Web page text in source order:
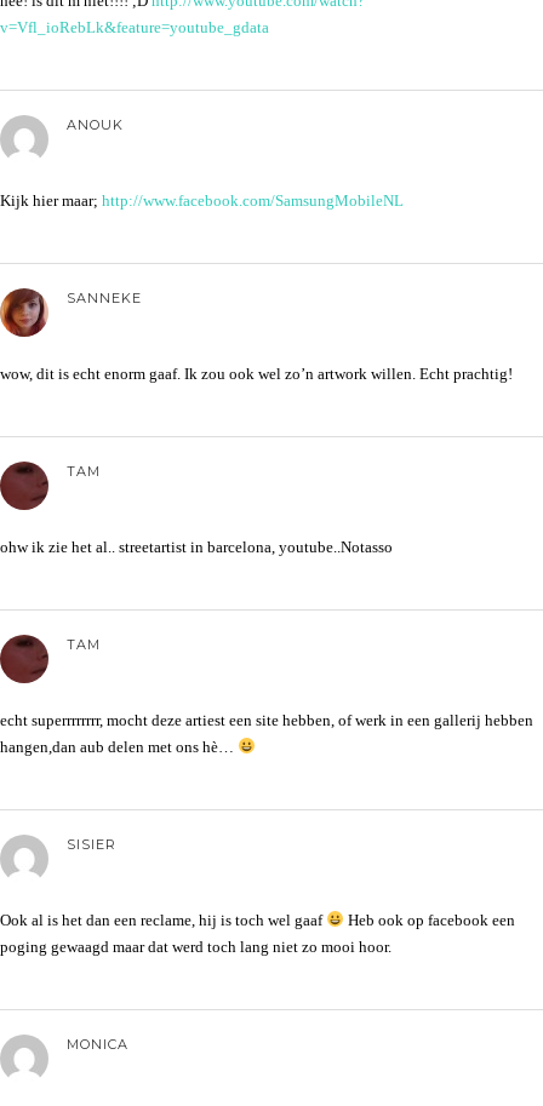
v=Vfl_ioRebLk&feature=youtube_gdata
ANOUK
Kijk hier maar; http://www.facebook.com/SamsungMobileNL
SANNEKE
wow, dit is echt enorm gaaf. Ik zou ook wel zo’n artwork willen. Echt prachtig!
TAM
ohw ik zie het al.. streetartist in barcelona, youtube..Notasso
TAM
echt superrrrrrrr, mocht deze artiest een site hebben, of werk in een gallerij hebben
hangen,dan aub delen met ons hè…
SISIER
Ook al is het dan een reclame, hij is toch wel gaaf
Heb ook op facebook een
poging gewaagd maar dat werd toch lang niet zo mooi hoor.
MONICA